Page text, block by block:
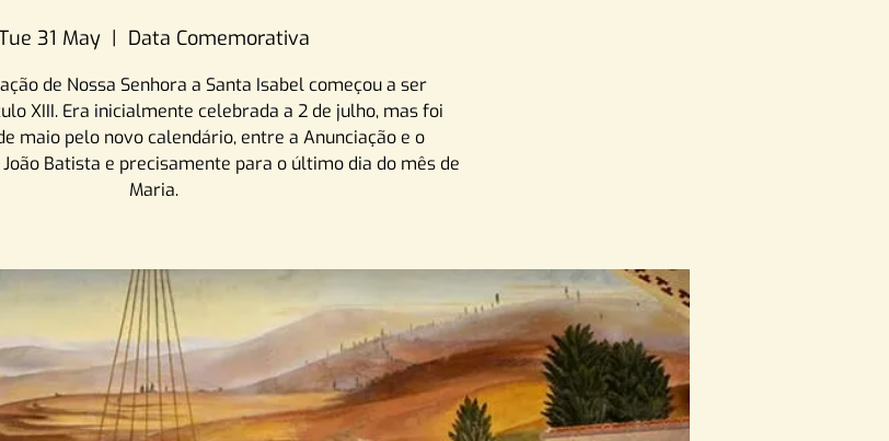
31 May
  |
Data Comemorativa
de Nossa Senhora a Santa Isabel começou a ser
XIII. Era inicialmente celebrada a 2 de julho, mas foi
maio pelo novo calendário, entre a Anunciação e o
Batista e precisamente para o último dia do mês de
Maria.